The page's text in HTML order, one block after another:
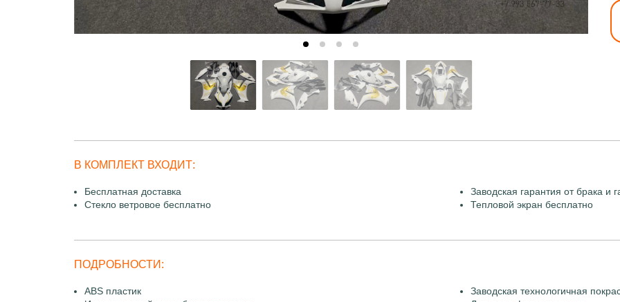
В КОМПЛЕКТ ВХОДИТ:
Бесплатная доставка
Заводская гарантия от брака и
Стекло ветровое бесплатно
Тепловой экран бесплатно
ПОДРОБНОСТИ:
ABS пластик
Заводская технологичная